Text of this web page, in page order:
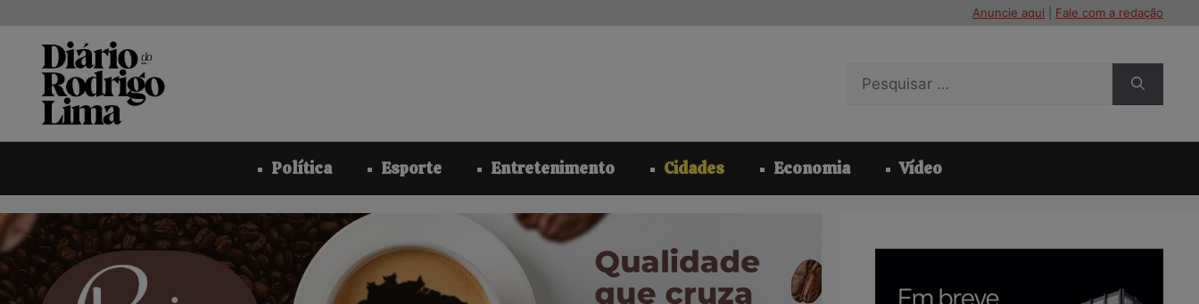
conteúdo
Anuncie aqui Fale com a redação
por:
Política Esporte Entretenimento Cidades Economia Vídeo